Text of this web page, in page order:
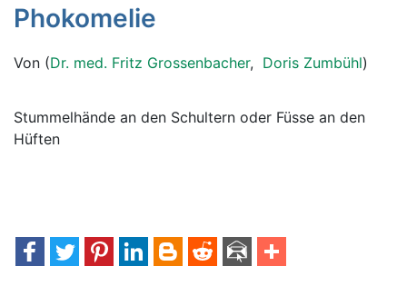
Symptome
Untersuchungen
News
Phokomelie
Von (Dr. med. Fritz Grossenbacher, Doris Zumbühl)
Stummelhände an den Schultern oder Füsse an den
Hüften